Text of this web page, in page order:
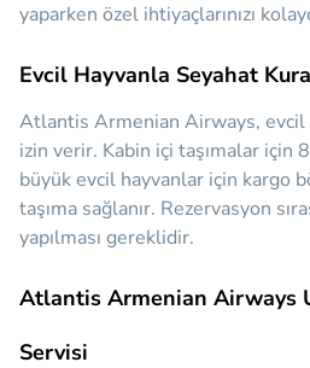
yaparken özel ihtiyaçlarınızı
Evcil Hayvanla Seyahat
Atlantis Armenian Airways, evcil
izin verir. Kabin içi taşımalar için 8
büyük evcil hayvanlar için kargo
taşıma sağlanır. Rezervasyon
yapılması gereklidir.
Atlantis Armenian Airways
Servisi